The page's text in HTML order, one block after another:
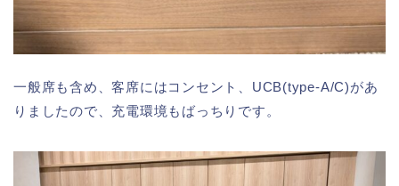
一般席も含め、客席にはコンセント、UCB(type-A/C)があ
りましたので、充電環境もばっちりです。